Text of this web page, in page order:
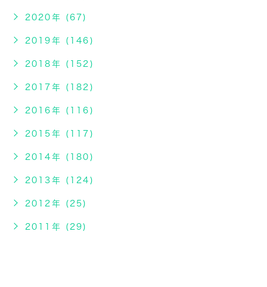
2020年 (67)
2019年 (146)
2018年 (152)
2017年 (182)
2016年 (116)
2015年 (117)
2014年 (180)
2013年 (124)
2012年 (25)
2011年 (29)